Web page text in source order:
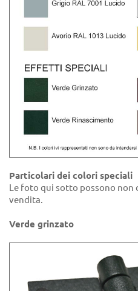
Particolari dei colori speciali
Le foto qui sotto possono
vendita.
Verde grinzato